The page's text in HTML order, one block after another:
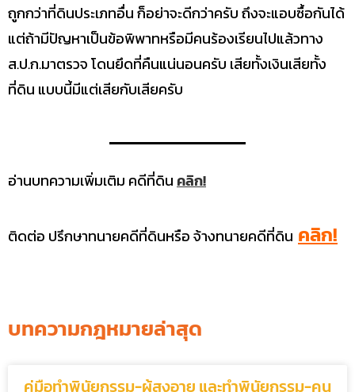
ถูกกว่าที่ดินประเภทอื่น ก็อย่าจะดีกว่าครับ ถึงจะแอบซื้อกันได้
แต่ถ้ามีปัญหาเป็นข้อพิพาทหรือมีคนร้องเรียนไปแล้วทาง
ส.ป.ก.มาตรวจ โดนยึดที่คืนแน่นอนครับ เสียทั้งเงินเสียทั้ง
ที่ดิน แบบนี้มีแต่เสียกับเสียครับ
อ่านบทความเพิ่มเติม คดีที่ดิน คลิก!
ติดต่อ ปรึกษาทนายคดีที่ดินหรือ จ้างทนายคดีที่ดิน คลิก!
บทความกฎหมายล่าสุด
คู่มือทำพินัยกรรม-ผู้สูงอายุ และทำพินัยกรรม-คน